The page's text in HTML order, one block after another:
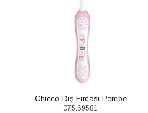
Chicco Diş Fırçası Pembe
075.69581